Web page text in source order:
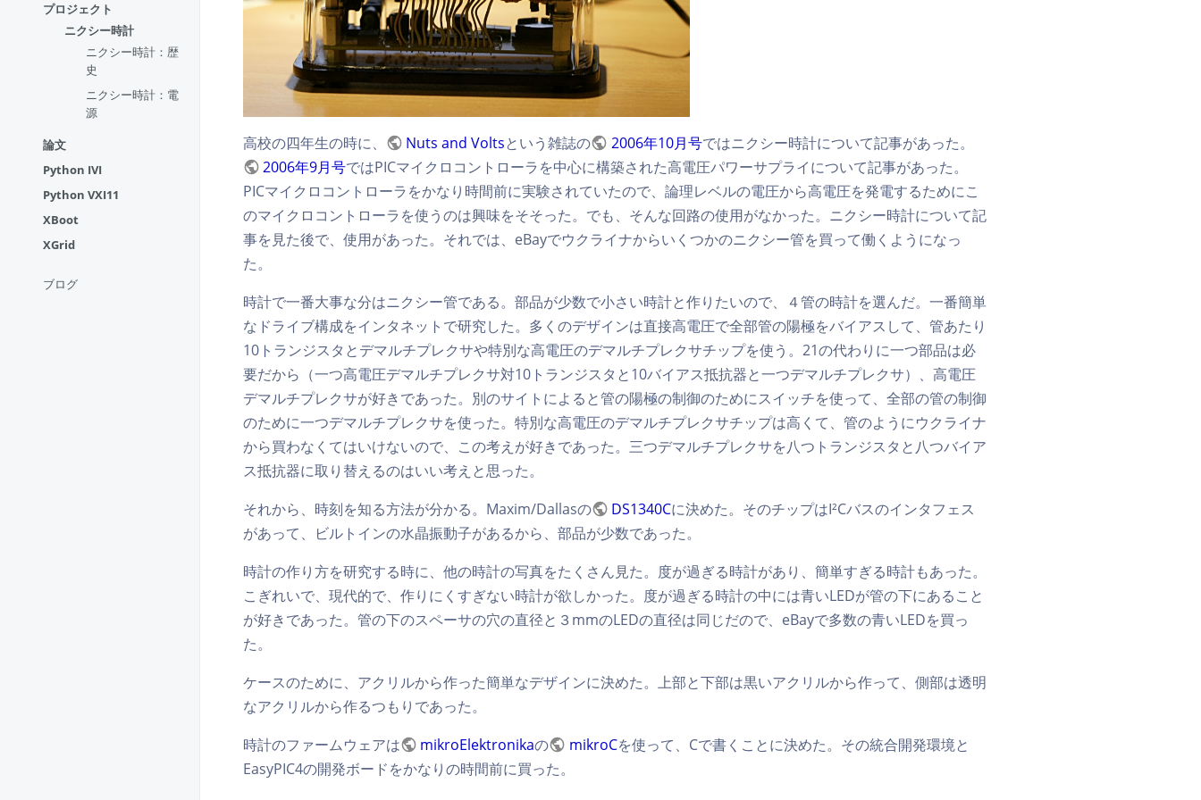
プロジェクト
ニクシー時計
ニクシー時計：歴
史
ニクシー時計：電
源
論文
Python IVI
Python VXI11
XBoot
XGrid
ブログ
高校の四年生の時に、 Nuts and Voltsという雑誌の 2006年10月号ではニクシー時計について記事があった。
2006年9月号ではPICマイクロコントローラを中心に構築された高電圧パワーサプライについて記事があった。
PICマイクロコントローラをかなり時間前に実験されていたので、論理レベルの電圧から高電圧を発電するためにこ
のマイクロコントローラを使うのは興味をそそった。でも、そんな回路の使用がなかった。ニクシー時計について記
事を見た後で、使用があった。それでは、eBayでウクライナからいくつかのニクシー管を買って働くようになっ
た。
時計で一番大事な分はニクシー管である。部品が少数で小さい時計と作りたいので、４管の時計を選んだ。一番簡単
なドライブ構成をインタネットで研究した。多くのデザインは直接高電圧で全部管の陽極をバイアスして、管あたり
10トランジスタとデマルチプレクサや特別な高電圧のデマルチプレクサチップを使う。21の代わりに一つ部品は必
要だから（一つ高電圧デマルチプレクサ対10トランジスタと10バイアス抵抗器と一つデマルチプレクサ）、高電圧
デマルチプレクサが好きであった。別のサイトによると管の陽極の制御のためにスイッチを使って、全部の管の制御
のために一つデマルチプレクサを使った。特別な高電圧のデマルチプレクサチップは高くて、管のようにウクライナ
から買わなくてはいけないので、この考えが好きであった。三つデマルチプレクサを八つトランジスタと八つバイア
ス抵抗器に取り替えるのはいい考えと思った。
それから、時刻を知る方法が分かる。Maxim/Dallasの
DS1340Cに決めた。そのチップはI²Cバスのインタフェス
があって、ビルトインの水晶振動子があるから、部品が少数であった。
時計の作り方を研究する時に、他の時計の写真をたくさん見た。度が過ぎる時計があり、簡単すぎる時計もあった。
こぎれいで、現代的で、作りにくすぎない時計が欲しかった。度が過ぎる時計の中には青いLEDが管の下にあること
が好きであった。管の下のスペーサの穴の直径と３mmのLEDの直径は同じだので、eBayで多数の青いLEDを買っ
た。
ケースのために、アクリルから作った簡単なデザインに決めた。上部と下部は黒いアクリルから作って、側部は透明
なアクリルから作るつもりであった。
時計のファームウェアは
mikroElektronikaの mikroCを使って、Cで書くことに決めた。その統合開発環境と
EasyPIC4の開発ボードをかなりの時間前に買った。